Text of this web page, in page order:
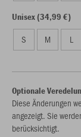
Unisex (34,99 €)
S M L
Optionale
Diese Änderungen
angezeigt. Sie
berücksichtigt.